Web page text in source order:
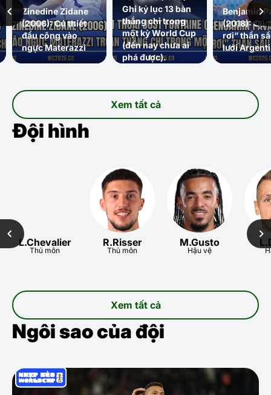
Xem tất cả
Zinedine Zidane
(2006): Cú thiết
đầu công vào
ngực Materazzi
Ghi kỷ lục 13 bàn
thắng chỉ trong
một kỳ World Cup
(đến nay chưa ai
phá được).
Benjamin
(2018): Cú
rơi” thần
lưới
Đội hình
Xem tất cả
L.Chevalier
Thủ môn
R.Risser
Thủ môn
M.Gusto
Hậu vệ
Ngôi sao của đội